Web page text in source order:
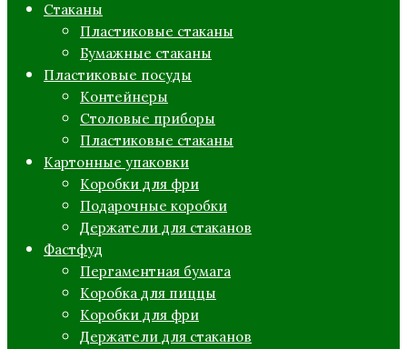
Стаканы
Пластиковые стаканы
Бумажные стаканы
Пластиковые посуды
Контейнеры
Столовые приборы
Пластиковые стаканы
Картонные упаковки
Коробки для фри
Подарочные коробки
Держатели для стаканов
Фастфуд
Пергаментная бумага
Коробка для пиццы
Коробки для фри
Держатели для стаканов